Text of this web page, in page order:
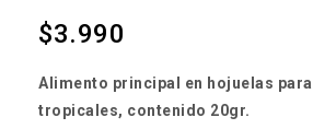
$3.990
Alimento principal en hojuelas
tropicales, contenido 20gr.